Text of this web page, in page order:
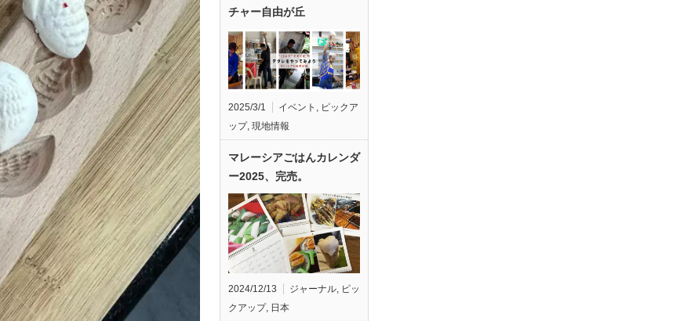
チャー自由が丘
2025/3/1 イベント , ピックア
ップ, 現地情報
マレーシアごはんカレンダ
ー2025、完売。
2024/12/13 ジャーナル ピッ
クアップ, 日本